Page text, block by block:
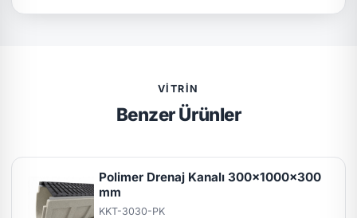
VITRIN
Benzer Ürünler
Polimer Drenaj Kanalı 300x1000x300
mm
KKT-3030-PK